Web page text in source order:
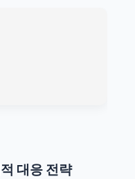
대응 전략